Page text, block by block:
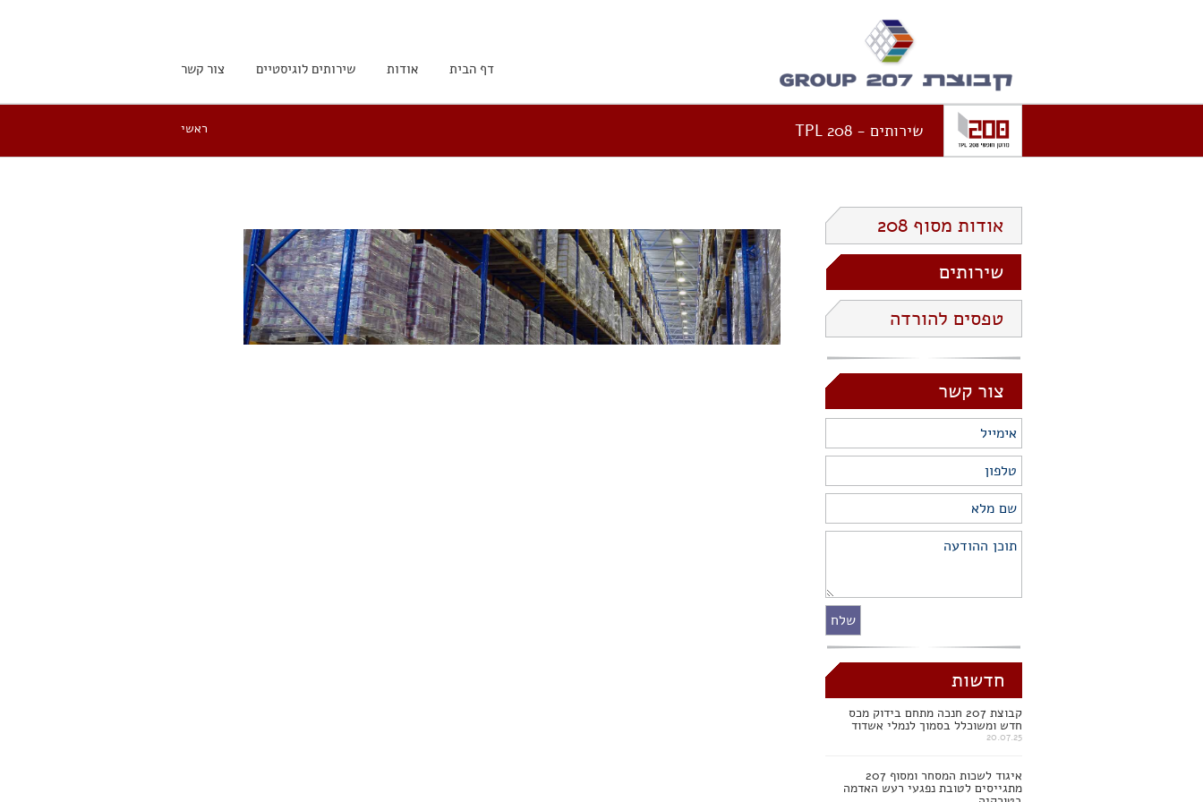
דף הבית אודות שירותים לוגיסטיים צור קשר
שירותים - TPL 208 ראשי
אודות מסוף 208
שירותים
טפסים להורדה
צור קשר
חדשות
קבוצת 207 חנכה מתחם בידוק מכס
חדש ומשוכלל בסמוך לנמלי אשדוד
20.07.25
איגוד לשכות המסחר ומסוף 207
מתגייסים לטובת נפגעי רעש האדמה